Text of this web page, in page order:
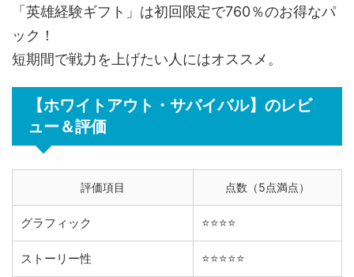
「英雄経験ギフト」は初回限定で760％のお得なパ
ック！
短期間で戦力を上げたい人にはオススメ。
【ホワイトアウト・サバイバル】のレビ
ュー＆評価
評価項目 点数（5点満点）
グラフィック ⭐️⭐️⭐️⭐️
ストーリー性 ⭐️⭐️⭐️⭐️⭐️